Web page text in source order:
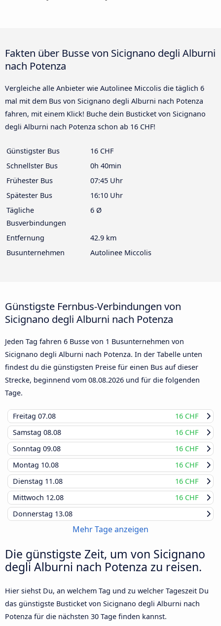
Fakten über Busse von Sicignano degli Alburni
nach Potenza
Vergleiche alle Anbieter wie Autolinee Miccolis die täglich 6
mal mit dem Bus von Sicignano degli Alburni nach Potenza
fahren, mit einem Klick! Buche dein Busticket von Sicignano
degli Alburni nach Potenza schon ab 16 CHF!
Günstigster Bus
16 CHF
Schnellster Bus
0h 40min
Frühester Bus
07:45 Uhr
Spätester Bus
16:10 Uhr
Tägliche
Busverbindungen
6 Ø
Entfernung
42.9 km
Busunternehmen
Autolinee Miccolis
Günstigste Fernbus-Verbindungen von
Sicignano degli Alburni nach Potenza
Jeden Tag fahren 6 Busse von 1 Busunternehmen von
Sicignano degli Alburni nach Potenza. In der Tabelle unten
findest du die günstigsten Preise für einen Bus auf dieser
Strecke, beginnend vom 08.08.2026 und für die folgenden
Tage.
Freitag 07.08
16 CHF
Samstag 08.08
16 CHF
Sonntag 09.08
16 CHF
Montag 10.08
16 CHF
Dienstag 11.08
16 CHF
Mittwoch 12.08
16 CHF
Donnerstag 13.08
Mehr Tage anzeigen
Die günstigste Zeit, um von Sicignano
degli Alburni nach Potenza zu reisen.
Hier siehst Du, an welchem Tag und zu welcher Tageszeit Du
das günstigste Busticket von Sicignano degli Alburni nach
Potenza für die nächsten 30 Tage finden kannst.